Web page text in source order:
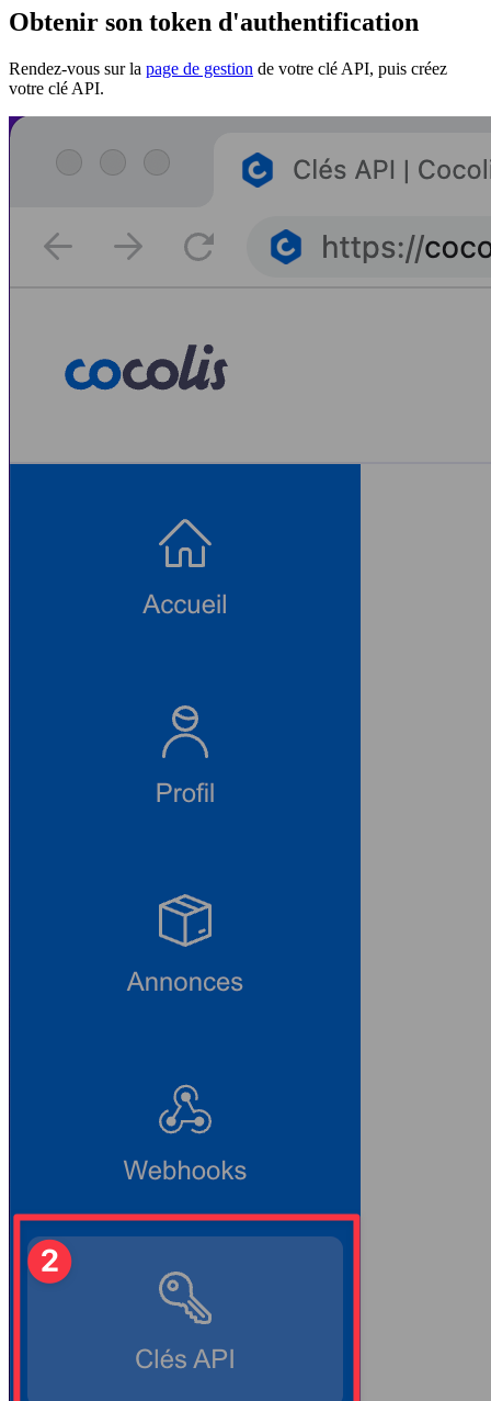
Obtenir son token d'authentification
Rendez-vous sur la page de gestion de votre clé API, puis créez
votre clé API.